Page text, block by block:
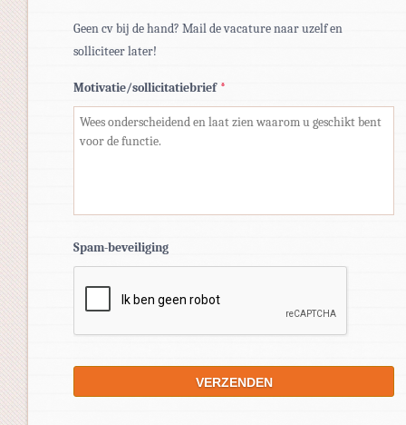
Geen cv bij de hand? Mail de vacature naar uzelf en
solliciteer later!
Motivatie/sollicitatiebrief *
Spam-beveiliging